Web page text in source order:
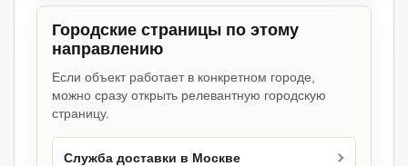
Городские страницы по этому
направлению
Если объект работает в конкретном городе,
можно сразу открыть релевантную городскую
страницу.
Служба доставки в Москве